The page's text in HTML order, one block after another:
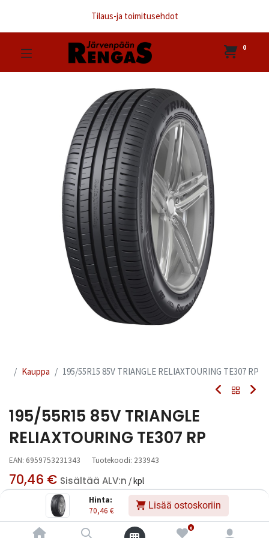
Hinta:
70,46 € Lisää ostoskoriin
0
Tilaus-ja toimitusehdot
0
Kauppa 195/55R15 85V TRIANGLE RELIAXTOURING TE307 RP
195/55R15 85V TRIANGLE
RELIAXTOURING TE307 RP
EAN: 6959753231343 Tuotekoodi: 233943
70,46 € Sisältää ALV:n / kpl
Toimittajilla (kotimaa):
Saatavilla
Toimitusaika:
3 arkipäivää